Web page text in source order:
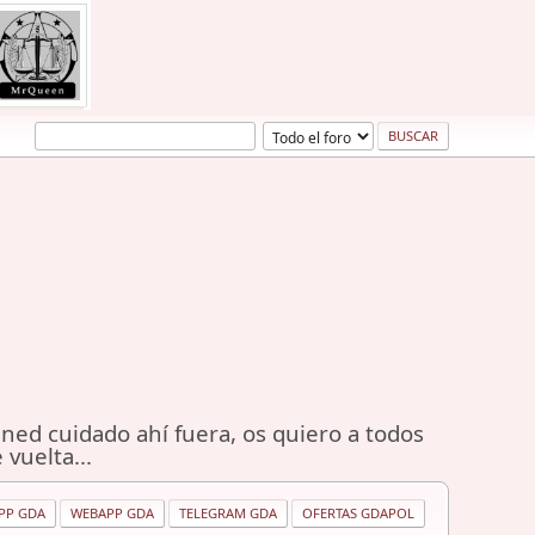
cuidado ahí fuera, os quiero a todos
vuelta...
GDA WEBAPP GDA TELEGRAM GDA OFERTAS GDAPOL